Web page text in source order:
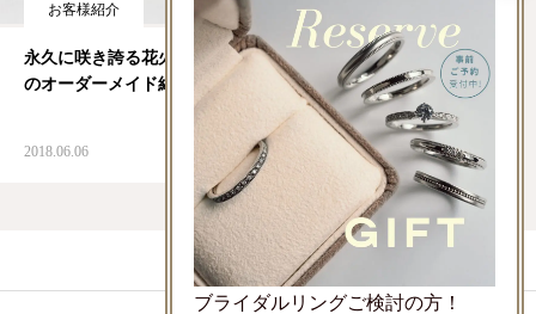
お客様紹介
永久に咲き誇る花火モチーフ
のオーダーメイド結婚指輪
2018.06.06
LINEでお問い合わせ
ブライダルリングご検討の方！